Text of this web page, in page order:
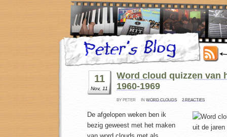
11
Nov, 11
Word cloud quizzen van
1960-1969
BY PETER IN WORD CLOUDS 2 REACTIES
De afgelopen weken ben ik
bezig geweest met het maken